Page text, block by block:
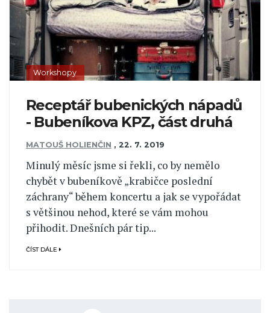
Workshopy
Receptář bubenických nápadů
- Bubeníkova KPZ, část druhá
MATOUŠ HOLIENČIN , 22. 7. 2019
Minulý měsíc jsme si řekli, co by nemělo
chybět v bubeníkově „krabičce poslední
záchrany“ během koncertu a jak se vypořádat
s většinou nehod, které se vám mohou
přihodit. Dnešních pár tip...
ČÍST DÁLE